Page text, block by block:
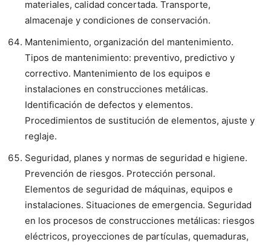
materiales, calidad concertada. Transporte,
almacenaje y condiciones de conservación.
Mantenimiento, organización del mantenimiento.
Tipos de mantenimiento: preventivo, predictivo y
correctivo. Mantenimiento de los equipos e
instalaciones en construcciones metálicas.
Identificación de defectos y elementos.
Procedimientos de sustitución de elementos, ajuste y
reglaje.
Seguridad, planes y normas de seguridad e higiene.
Prevención de riesgos. Protección personal.
Elementos de seguridad de máquinas, equipos e
instalaciones. Situaciones de emergencia. Seguridad
en los procesos de construcciones metálicas: riesgos
eléctricos, proyecciones de partículas, quemaduras,